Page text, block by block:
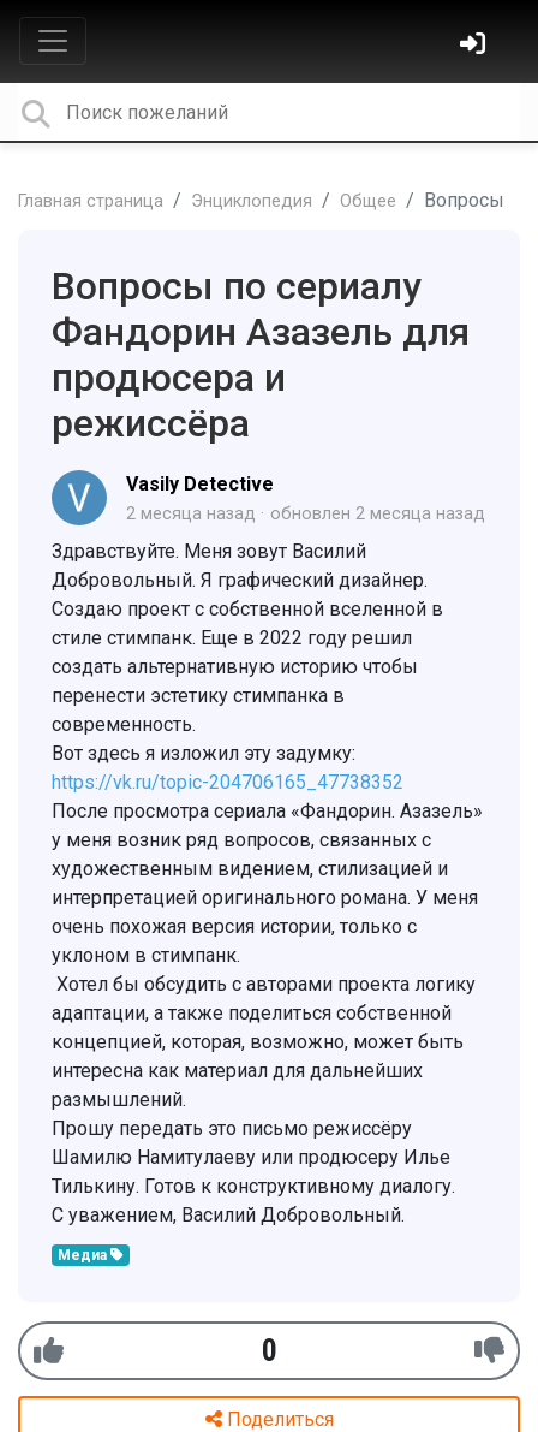
Главная страница Энциклопедия Общее Вопросы
Вопросы по сериалу
Фандорин Азазель для
продюсера и
режиссёра
Vasily Detective
2 месяца назад обновлен 2 месяца назад
Здравствуйте. Меня зовут Василий
Добровольный. Я графический дизайнер.
Создаю проект с собственной вселенной в
стиле стимпанк. Еще в 2022 году решил
создать альтернативную историю чтобы
перенести эстетику стимпанка в
современность.
Вот здесь я изложил эту задумку:
https://vk.ru/topic-204706165_47738352
После просмотра сериала «Фандорин. Азазель»
у меня возник ряд вопросов, связанных с
художественным видением, стилизацией и
интерпретацией оригинального романа. У меня
очень похожая версия истории, только с
уклоном в стимпанк.
Хотел бы обсудить с авторами проекта логику
адаптации, а также поделиться собственной
концепцией, которая, возможно, может быть
интересна как материал для дальнейших
размышлений.
Прошу передать это письмо режиссёру
Шамилю Намитулаеву или продюсеру Илье
Тилькину. Готов к конструктивному диалогу.
С уважением, Василий Добровольный.
Медиа
0
Поделиться